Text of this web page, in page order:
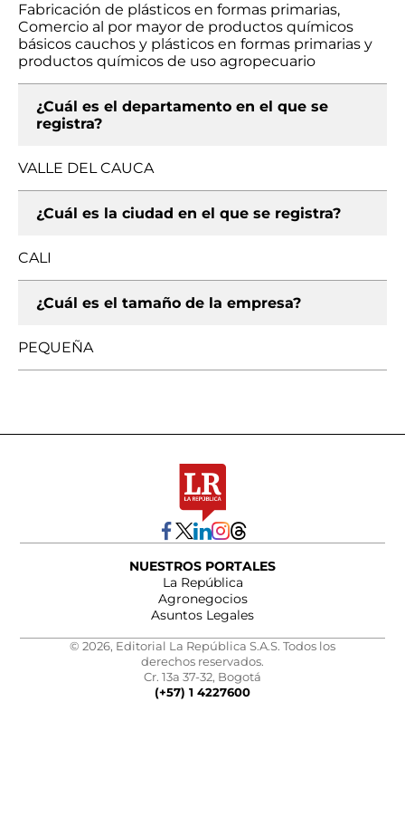
Fabricación de plásticos en formas primarias,
Comercio al por mayor de productos químicos
básicos cauchos y plásticos en formas primarias y
productos químicos de uso agropecuario
¿Cuál es el departamento en el que se
registra?
VALLE DEL CAUCA
¿Cuál es la ciudad en el que se registra?
CALI
¿Cuál es el tamaño de la empresa?
PEQUEÑA
NUESTROS PORTALES
La República
Agronegocios
Asuntos Legales
© 2026, Editorial La República S.A.S. Todos los
derechos reservados.
Cr. 13a 37-32, Bogotá
(+57) 1 4227600